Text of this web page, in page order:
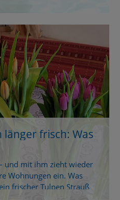
länger frisch: Was
und mit ihm zieht wieder
Wohnungen ein. Was
frischer Tulpen Strauß